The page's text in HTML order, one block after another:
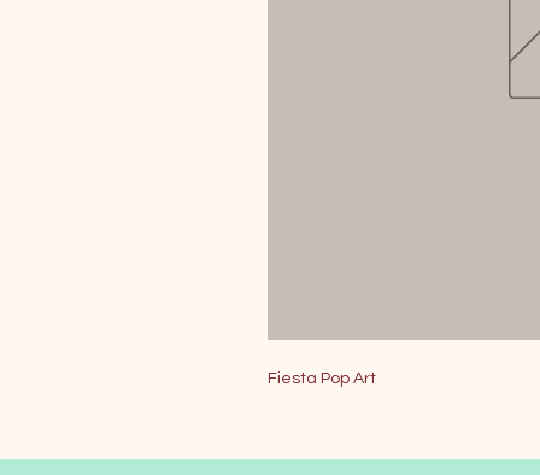
Fiesta Pop Art